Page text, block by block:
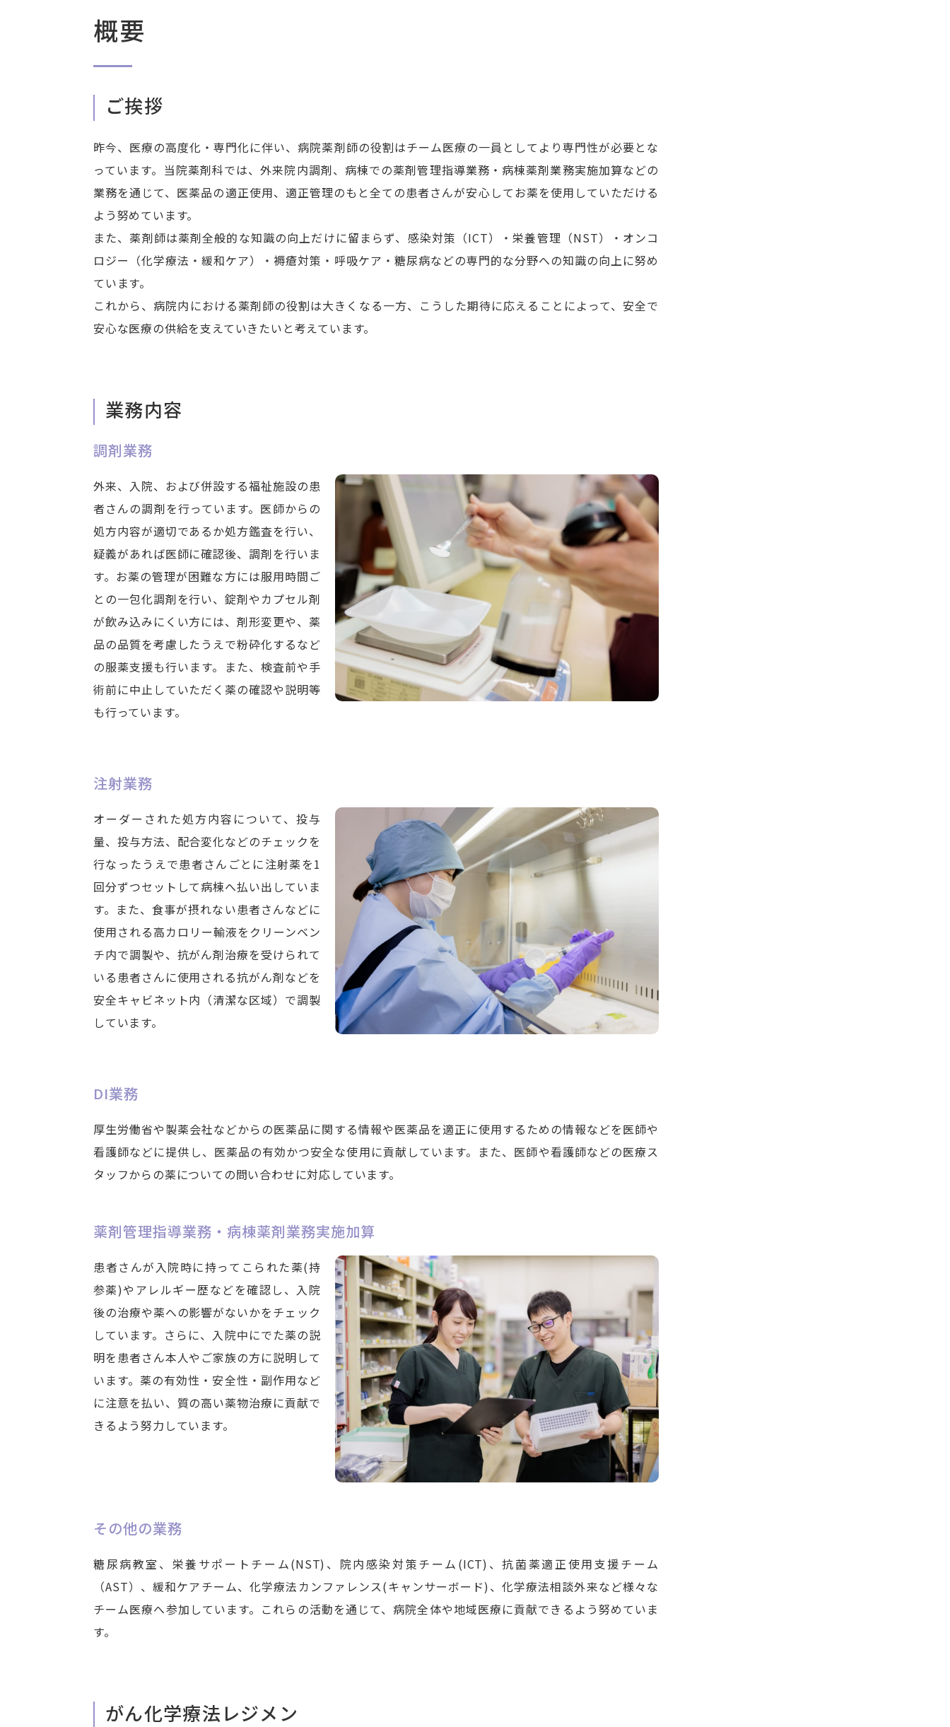
概要
ご挨拶
昨今、医療の高度化・専門化に伴い、病院薬剤師の役割はチーム医療の一員としてより専門性が必要とな
っています。当院薬剤科では、外来院内調剤、病棟での薬剤管理指導業務・病棟薬剤業務実施加算などの
業務を通じて、医薬品の適正使用、適正管理のもと全ての患者さんが安心してお薬を使用していただける
よう努めています。
また、薬剤師は薬剤全般的な知識の向上だけに留まらず、感染対策（ICT）・栄養管理（NST）・オンコ
ロジー（化学療法・緩和ケア）・褥瘡対策・呼吸ケア・糖尿病などの専門的な分野への知識の向上に努め
ています。
これから、病院内における薬剤師の役割は大きくなる一方、こうした期待に応えることによって、安全で
安心な医療の供給を支えていきたいと考えています。
業務内容
調剤業務
外来、入院、および併設する福祉施設の患
者さんの調剤を行っています。医師からの
処方内容が適切であるか処方鑑査を行い、
疑義があれば医師に確認後、調剤を行いま
す。お薬の管理が困難な方には服用時間ご
との一包化調剤を行い、錠剤やカプセル剤
が飲み込みにくい方には、剤形変更や、薬
品の品質を考慮したうえで粉砕化するなど
の服薬支援も行います。また、検査前や手
術前に中止していただく薬の確認や説明等
も行っています。
注射業務
オーダーされた処方内容について、投与
量、投与方法、配合変化などのチェックを
行なったうえで患者さんごとに注射薬を1
回分ずつセットして病棟へ払い出していま
す。また、食事が摂れない患者さんなどに
使用される高カロリー輸液をクリーンベン
チ内で調製や、抗がん剤治療を受けられて
いる患者さんに使用される抗がん剤などを
安全キャビネット内（清潔な区域）で調製
しています。
DI業務
厚生労働省や製薬会社などからの医薬品に関する情報や医薬品を適正に使用するための情報などを医師や
看護師などに提供し、医薬品の有効かつ安全な使用に貢献しています。また、医師や看護師などの医療ス
タッフからの薬についての問い合わせに対応しています。
薬剤管理指導業務・病棟薬剤業務実施加算
患者さんが入院時に持ってこられた薬(持
参薬)やアレルギー歴などを確認し、入院
後の治療や薬への影響がないかをチェック
しています。さらに、入院中にでた薬の説
明を患者さん本人やご家族の方に説明して
います。薬の有効性・安全性・副作用など
に注意を払い、質の高い薬物治療に貢献で
きるよう努力しています。
その他の業務
糖尿病教室、栄養サポートチーム(NST)、院内感染対策チーム(ICT)、抗菌薬適正使用支援チーム
（AST）、緩和ケアチーム、化学療法カンファレンス(キャンサーボード)、化学療法相談外来など様々な
チーム医療へ参加しています。これらの活動を通じて、病院全体や地域医療に貢献できるよう努めていま
す。
がん化学療法レジメン